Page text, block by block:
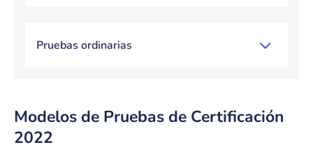
Pruebas ordinarias
Modelos de Pruebas de Certificación
2022